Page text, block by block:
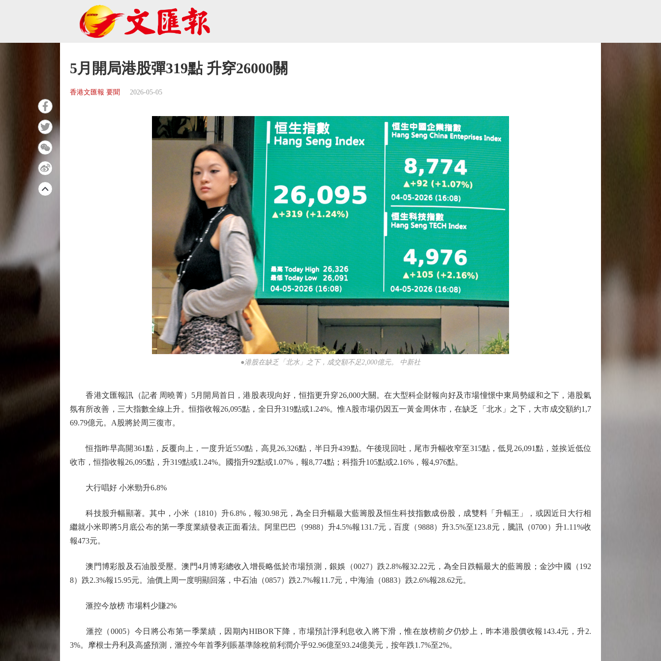
5月開局港股彈319點 升穿26000關
香港文匯報 要聞 2026-05-05
●港股在缺乏「北水」之下，成交額不足2,000億元。 中新社
香港文匯報訊（記者 周曉菁）5月開局首日，港股表現向好，恒指更升穿26,000大關。在大型科企財報向好及市場憧憬中東局勢緩和之下，港股氣
氛有所改善，三大指數全線上升。恒指收報26,095點，全日升319點或1.24%。惟A股市場仍因五一黃金周休市，在缺乏「北水」之下，大市成交額約1,7
69.79億元。A股將於周三復市。
恒指昨早高開361點，反覆向上，一度升近550點，高見26,326點，半日升439點。午後現回吐，尾市升幅收窄至315點，低見26,091點，並挨近低位
收市，恒指收報26,095點，升319點或1.24%。國指升92點或1.07%，報8,774點；科指升105點或2.16%，報4,976點。
大行唱好 小米勁升6.8%
科技股升幅顯著。其中，小米（1810）升6.8%，報30.98元，為全日升幅最大藍籌股及恒生科技指數成份股，成雙料「升幅王」，或因近日大行相
繼就小米即將5月底公布的第一季度業績發表正面看法。阿里巴巴（9988）升4.5%報131.7元，百度（9888）升3.5%至123.8元，騰訊（0700）升1.11%收
報473元。
澳門博彩股及石油股受壓。澳門4月博彩總收入增長略低於市場預測，銀娛（0027）跌2.8%報32.22元，為全日跌幅最大的藍籌股；金沙中國（192
8）跌2.3%報15.95元。油價上周一度明顯回落，中石油（0857）跌2.7%報11.7元，中海油（0883）跌2.6%報28.62元。
滙控今放榜 市場料少賺2%
滙控（0005）今日將公布第一季業績，因期內HIBOR下降，市場預計淨利息收入將下滑，惟在放榜前夕仍炒上，昨本港股價收報143.4元，升2.
3%。摩根士丹利及高盛預測，滙控今年首季列賬基準除稅前利潤介乎92.96億至93.24億美元，按年跌1.7%至2%。